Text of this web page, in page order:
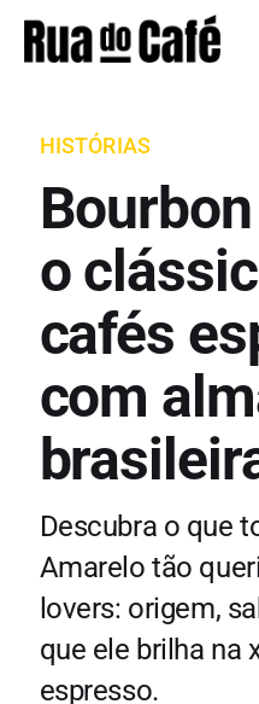
HISTÓRIAS
o
cafés
com
Descubra o que
Amarelo tão
lovers: origem,
que ele brilha na
espresso.